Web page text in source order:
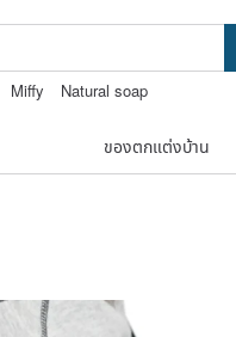
Miffy
Natural soap
ของตกแต่งบ้าน